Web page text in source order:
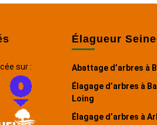
sur :
Élagueur
Abattage d’arbres à
Élagage d’arbres à
Loing
Élagage d’arbres à